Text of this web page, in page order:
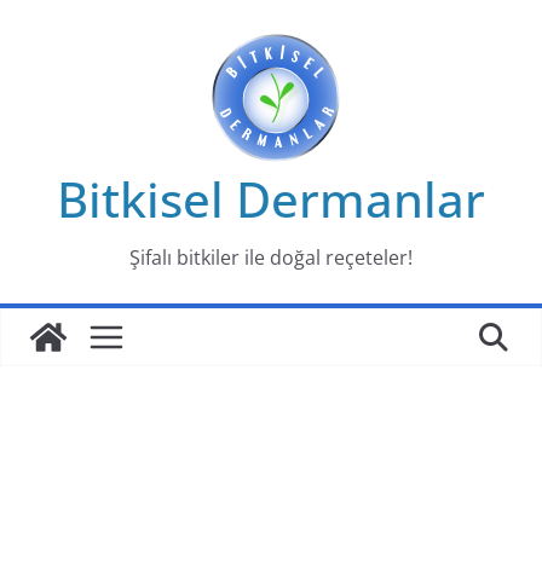
Bitkisel Dermanlar
Şifalı bitkiler ile doğal reçeteler!